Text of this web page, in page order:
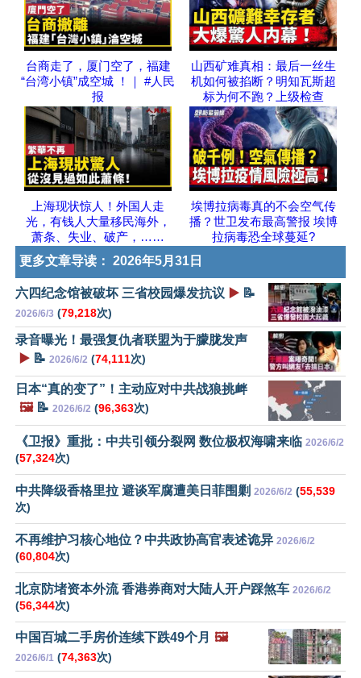
台商走了，厦门空了，福建
“台湾小镇”成空城 ！｜ #人民
报
山西矿难真相：最后一丝生
机如何被掐断？明知瓦斯超
标为何不跑？上级检查
上海现状惊人！外国人走
光，有钱人大量移民海外，
萧条、失业、破产，……
埃博拉病毒真的不会空气传
播？世卫发布最高警报 埃博
拉病毒恐全球蔓延?
更多文章导读： 2026年5月31日
六四纪念馆被破坏 三省校园爆发抗议 ▶️ 📝
2026/6/3 (79,218次)
录音曝光！最强复仇者联盟为于朦胧发声
▶️ 📝 2026/6/2 (74,111次)
日本“真的变了”！主动应对中共战狼挑衅
🖼️📝 2026/6/2 (96,363次)
《卫报》重批：中共引领分裂网 数位极权海啸来临 2026/6/2
(57,324次)
中共降级香格里拉 避谈军腐遭美日菲围剿 2026/6/2 (55,539
次)
不再维护习核心地位？中共政协高官表述诡异 2026/6/2
(60,804次)
北京防堵资本外流 香港券商对大陆人开户踩煞车 2026/6/2
(56,344次)
中国百城二手房价连续下跌49个月 🖼️
2026/6/1 (74,363次)